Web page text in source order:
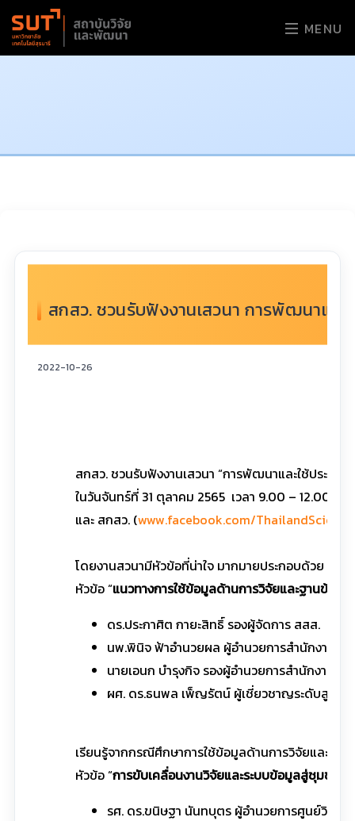
MENU
สกสว. ชวนรับฟังงานเสวนา การพัฒนาแล
2022-10-26
สกสว. ชวนรับฟังงานเสวนา “การพัฒนาและใช้ประโ
ในวันจันทร์ที่ 31 ตุลาคม 2565 เวลา 9.00 – 12.00 น.
และ สกสว. (www.facebook.com/
โดยงานสวนามีหัวข้อที่น่าใจ มากมายประกอบด้วย
หัวข้อ “แนวทางการใช้ข้อมูลด้านการวิจัยและฐานข้อ
ดร.ประกาศิต กายะสิทธิ์ รองผู้จัดการ สสส.
นพ.พินิจ ฟ้าอำนวยผล ผู้อำนวยการสำนักงานพั
นายเอนก บำรุงกิจ รองผู้อำนวยการสำนักงานกา
ผศ. ดร.ธนพล เพ็ญรัตน์ ผู้เชี่ยวชาญระดับสูง ส
เรียนรู้จากกรณีศึกษาการใช้ข้อมูลด้านการวิจัยและฐ
หัวข้อ “การขับเคลื่อนงานวิจัยและระบบข้อมูลสู่ชุมชน
รศ. ดร.ขนิษฐา นันทบุตร ผู้อำนวยการศูนย์วิจั